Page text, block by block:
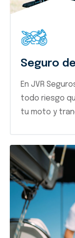
Seguro
En JVR
todo riesgo
tu moto y